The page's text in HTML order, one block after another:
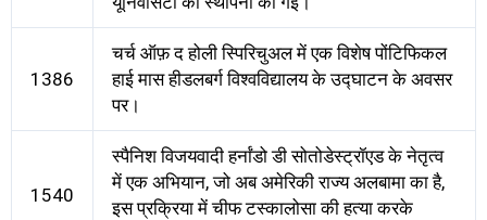
1386
चर्च ऑफ़ द होली स्पिरिचुअल में एक विशेष पोंटिफिकल
हाई मास हीडलबर्ग विश्वविद्यालय के उद्घाटन के अवसर
पर।
1540
स्पैनिश विजयवादी हर्नांडो डी सोतोडेस्ट्रॉएड के नेतृत्व
में एक अभियान, जो अब अमेरिकी राज्य अलबामा का है,
इस प्रक्रिया में चीफ टस्कालोसा की हत्या करके